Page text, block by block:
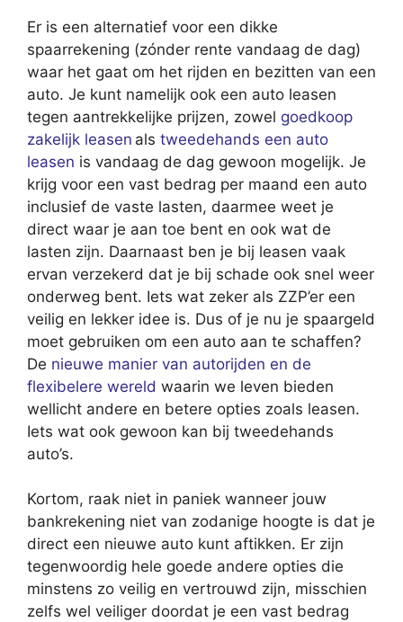
Er is een alternatief voor een dikke
spaarrekening (zónder rente vandaag de dag)
waar het gaat om het rijden en bezitten van een
auto. Je kunt namelijk ook een auto leasen
tegen aantrekkelijke prijzen, zowel goedkoop
zakelijk leasen als tweedehands een auto
leasen is vandaag de dag gewoon mogelijk. Je
krijg voor een vast bedrag per maand een auto
inclusief de vaste lasten, daarmee weet je
direct waar je aan toe bent en ook wat de
lasten zijn. Daarnaast ben je bij leasen vaak
ervan verzekerd dat je bij schade ook snel weer
onderweg bent. Iets wat zeker als ZZP’er een
veilig en lekker idee is. Dus of je nu je spaargeld
moet gebruiken om een auto aan te schaffen?
De nieuwe manier van autorijden en de
flexibelere wereld waarin we leven bieden
wellicht andere en betere opties zoals leasen.
Iets wat ook gewoon kan bij tweedehands
auto’s.
Kortom, raak niet in paniek wanneer jouw
bankrekening niet van zodanige hoogte is dat je
direct een nieuwe auto kunt aftikken. Er zijn
tegenwoordig hele goede andere opties die
minstens zo veilig en vertrouwd zijn, misschien
zelfs wel veiliger doordat je een vast bedrag